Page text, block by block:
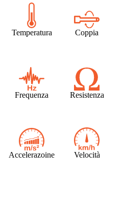
Temperatura Coppia
Frequenza Resistenza
Accelerazoine Velocità